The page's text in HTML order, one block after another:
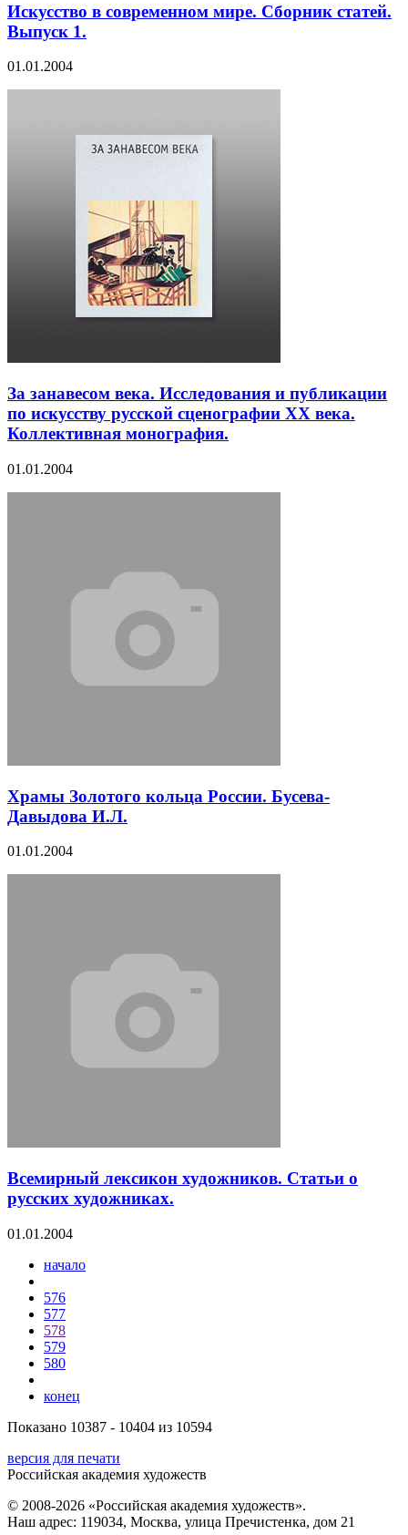
Искусство в современном мире. Сборник статей.
Выпуск 1.
01.01.2004
За занавесом века. Исследования и публикации
по искусству русской сценографии ХХ века.
Коллективная монография.
01.01.2004
Храмы Золотого кольца России. Бусева-
Давыдова И.Л.
01.01.2004
Всемирный лексикон художников. Статьи о
русских художниках.
01.01.2004
начало
576
577
578
579
580
конец
Показано 10387 - 10404 из 10594
версия для печати
Российская академия художеств
© 2008-2026 «Российская академия художеств».
Наш адрес: 119034, Москва, улица Пречистенка, дом 21